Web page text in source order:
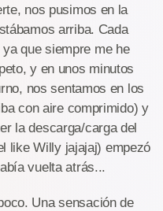
nos pusimos en la
arriba. Cada
que siempre me he
y en unos minutos
nos sentamos en los
con aire comprimido) y
la descarga/carga del
like Willy jajajaj) empezó
vuelta atrás...
Una sensación de